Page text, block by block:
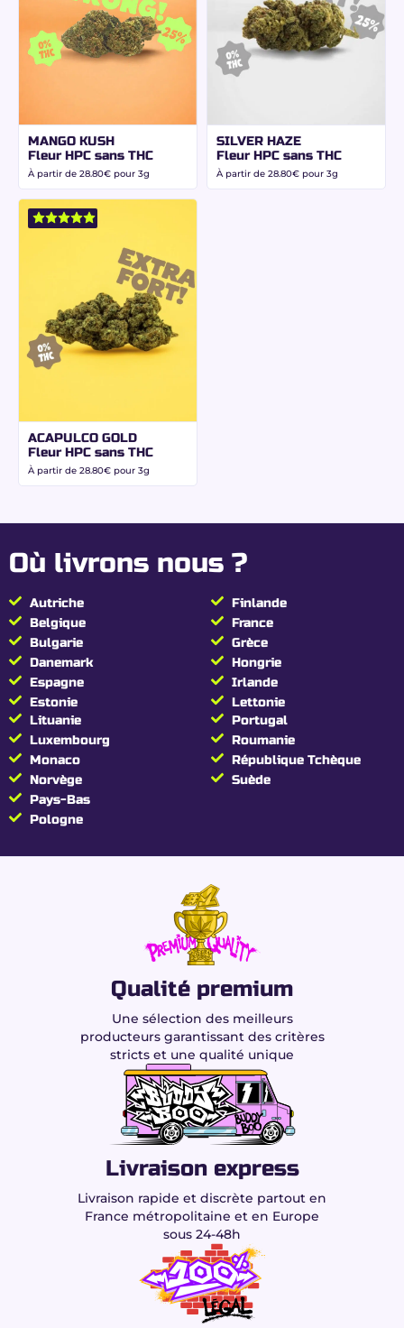
Cette fleur premium se distingue par l’équilibre
précis de ses cannabinoïdes :
favorise l’apaisement global et la
puissant, rapide et durable.
Dominante Indica :
idéale pour le
relâchement musculaire et les fins de
journée calmes.
Résultat : une fleur parfaite pour les moments de
détente profonde, la récupération après une
journée intense ou les phases de repos, tout en
100 % légale et sans THC
Un profil aromatique
fruité, sucré et
légèrement boisé
sa richesse sensorielle :
Notes de myrtille, mûre et raisin noir
rappelant les variétés fruitées old school.
Fond terreux et boiséhérité des lignées
Finale ronde et persistanteen bouche.
Aspect visuel premium
& culture maîtrisée
Chaque tête reflète une sélection rigoureuse :
Fleurs denses, riches en trichomes
légèrement collantes.
Structure compacte typique des génétiques
Kush
Séchage et affinage contrôlés
pour
préserver texture et arômes.
Caractéristiques de la
fleur Blueberry Gelato
CBD & HPC
Fleur CBD & HPC sans THC
génétique
Indica dominante (80 % Indica /
20 % Sativa)
15 %
15 %
0.00 % garanti
Cannabinoïdes
30 %(fleur puissante)
Arômes Myrtille, épicés & sucré
Consommateurs expérimentés
Pourquoi choisir la Blueberry
Gelato HPC chez Buddy Boo ?
MANGO KUSH
Fleur HPC sans THC
À partir de 28.80€ pour 3g
SILVER HAZE
Fleur HPC sans THC
À partir de 28.80€ pour 3g
ACAPULCO GOLD
Fleur HPC sans THC
À partir de 28.80€ pour 3g
Où livrons nous ?
Autriche
Belgique
Bulgarie
Danemark
Espagne
Estonie
Finlande
France
Grèce
Hongrie
Irlande
Lettonie
Lituanie
Luxembourg
Monaco
Norvège
Pays-Bas
Pologne
Portugal
Roumanie
République Tchèque
Suède
Qualité premium
Une sélection des meilleurs
producteurs garantissant des critères
stricts et une qualité unique
Livraison express
Livraison rapide et discrète partout en
France métropolitaine et en Europe
sous 24-48h